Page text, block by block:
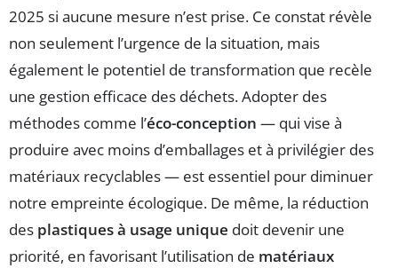
2025 si aucune mesure n’est prise. Ce constat révèle
non seulement l’urgence de la situation, mais
également le potentiel de transformation que recèle
une gestion efficace des déchets. Adopter des
méthodes comme l’éco-conception — qui vise à
produire avec moins d’emballages et à privilégier des
matériaux recyclables — est essentiel pour diminuer
notre empreinte écologique. De même, la réduction
des plastiques à usage unique doit devenir une
priorité, en favorisant l’utilisation de matériaux